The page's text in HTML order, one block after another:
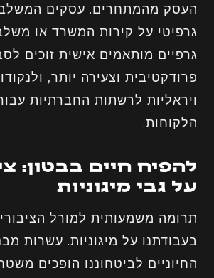
העסק מהמתחרים. עסקים
גרפיטי על קירות המשרד או
גרפיים מותאמים אישית זוכים
פרודקטיבית וצעירה יותר,
ויראליות לרשתות החברתיות
הלקוחות.
להפיח חיים בבטון:
על גבי מיגוניות
תרומה משמעותית למורל
בעבודתנו על מיגוניות. עשרות
החיוניים לביטחוננו הופכים